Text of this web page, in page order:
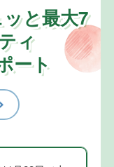
と最大7
ィ
ート